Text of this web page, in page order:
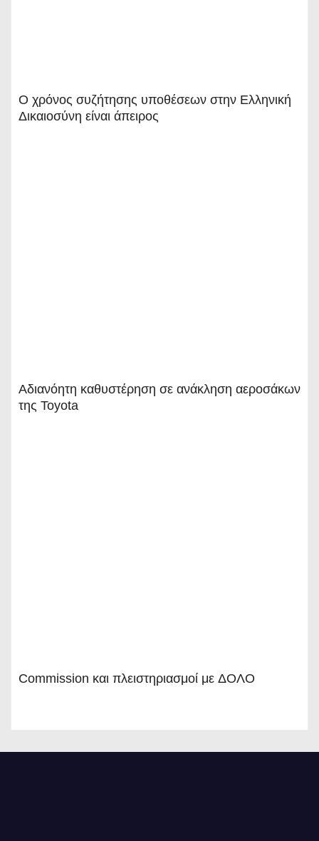
Ο χρόνος συζήτησης υποθέσεων στην Ελληνική
Δικαιοσύνη είναι άπειρος
Αδιανόητη καθυστέρηση σε ανάκληση αεροσάκων
της Toyota
Commission και πλειστηριασμοί με ΔΟΛΟ